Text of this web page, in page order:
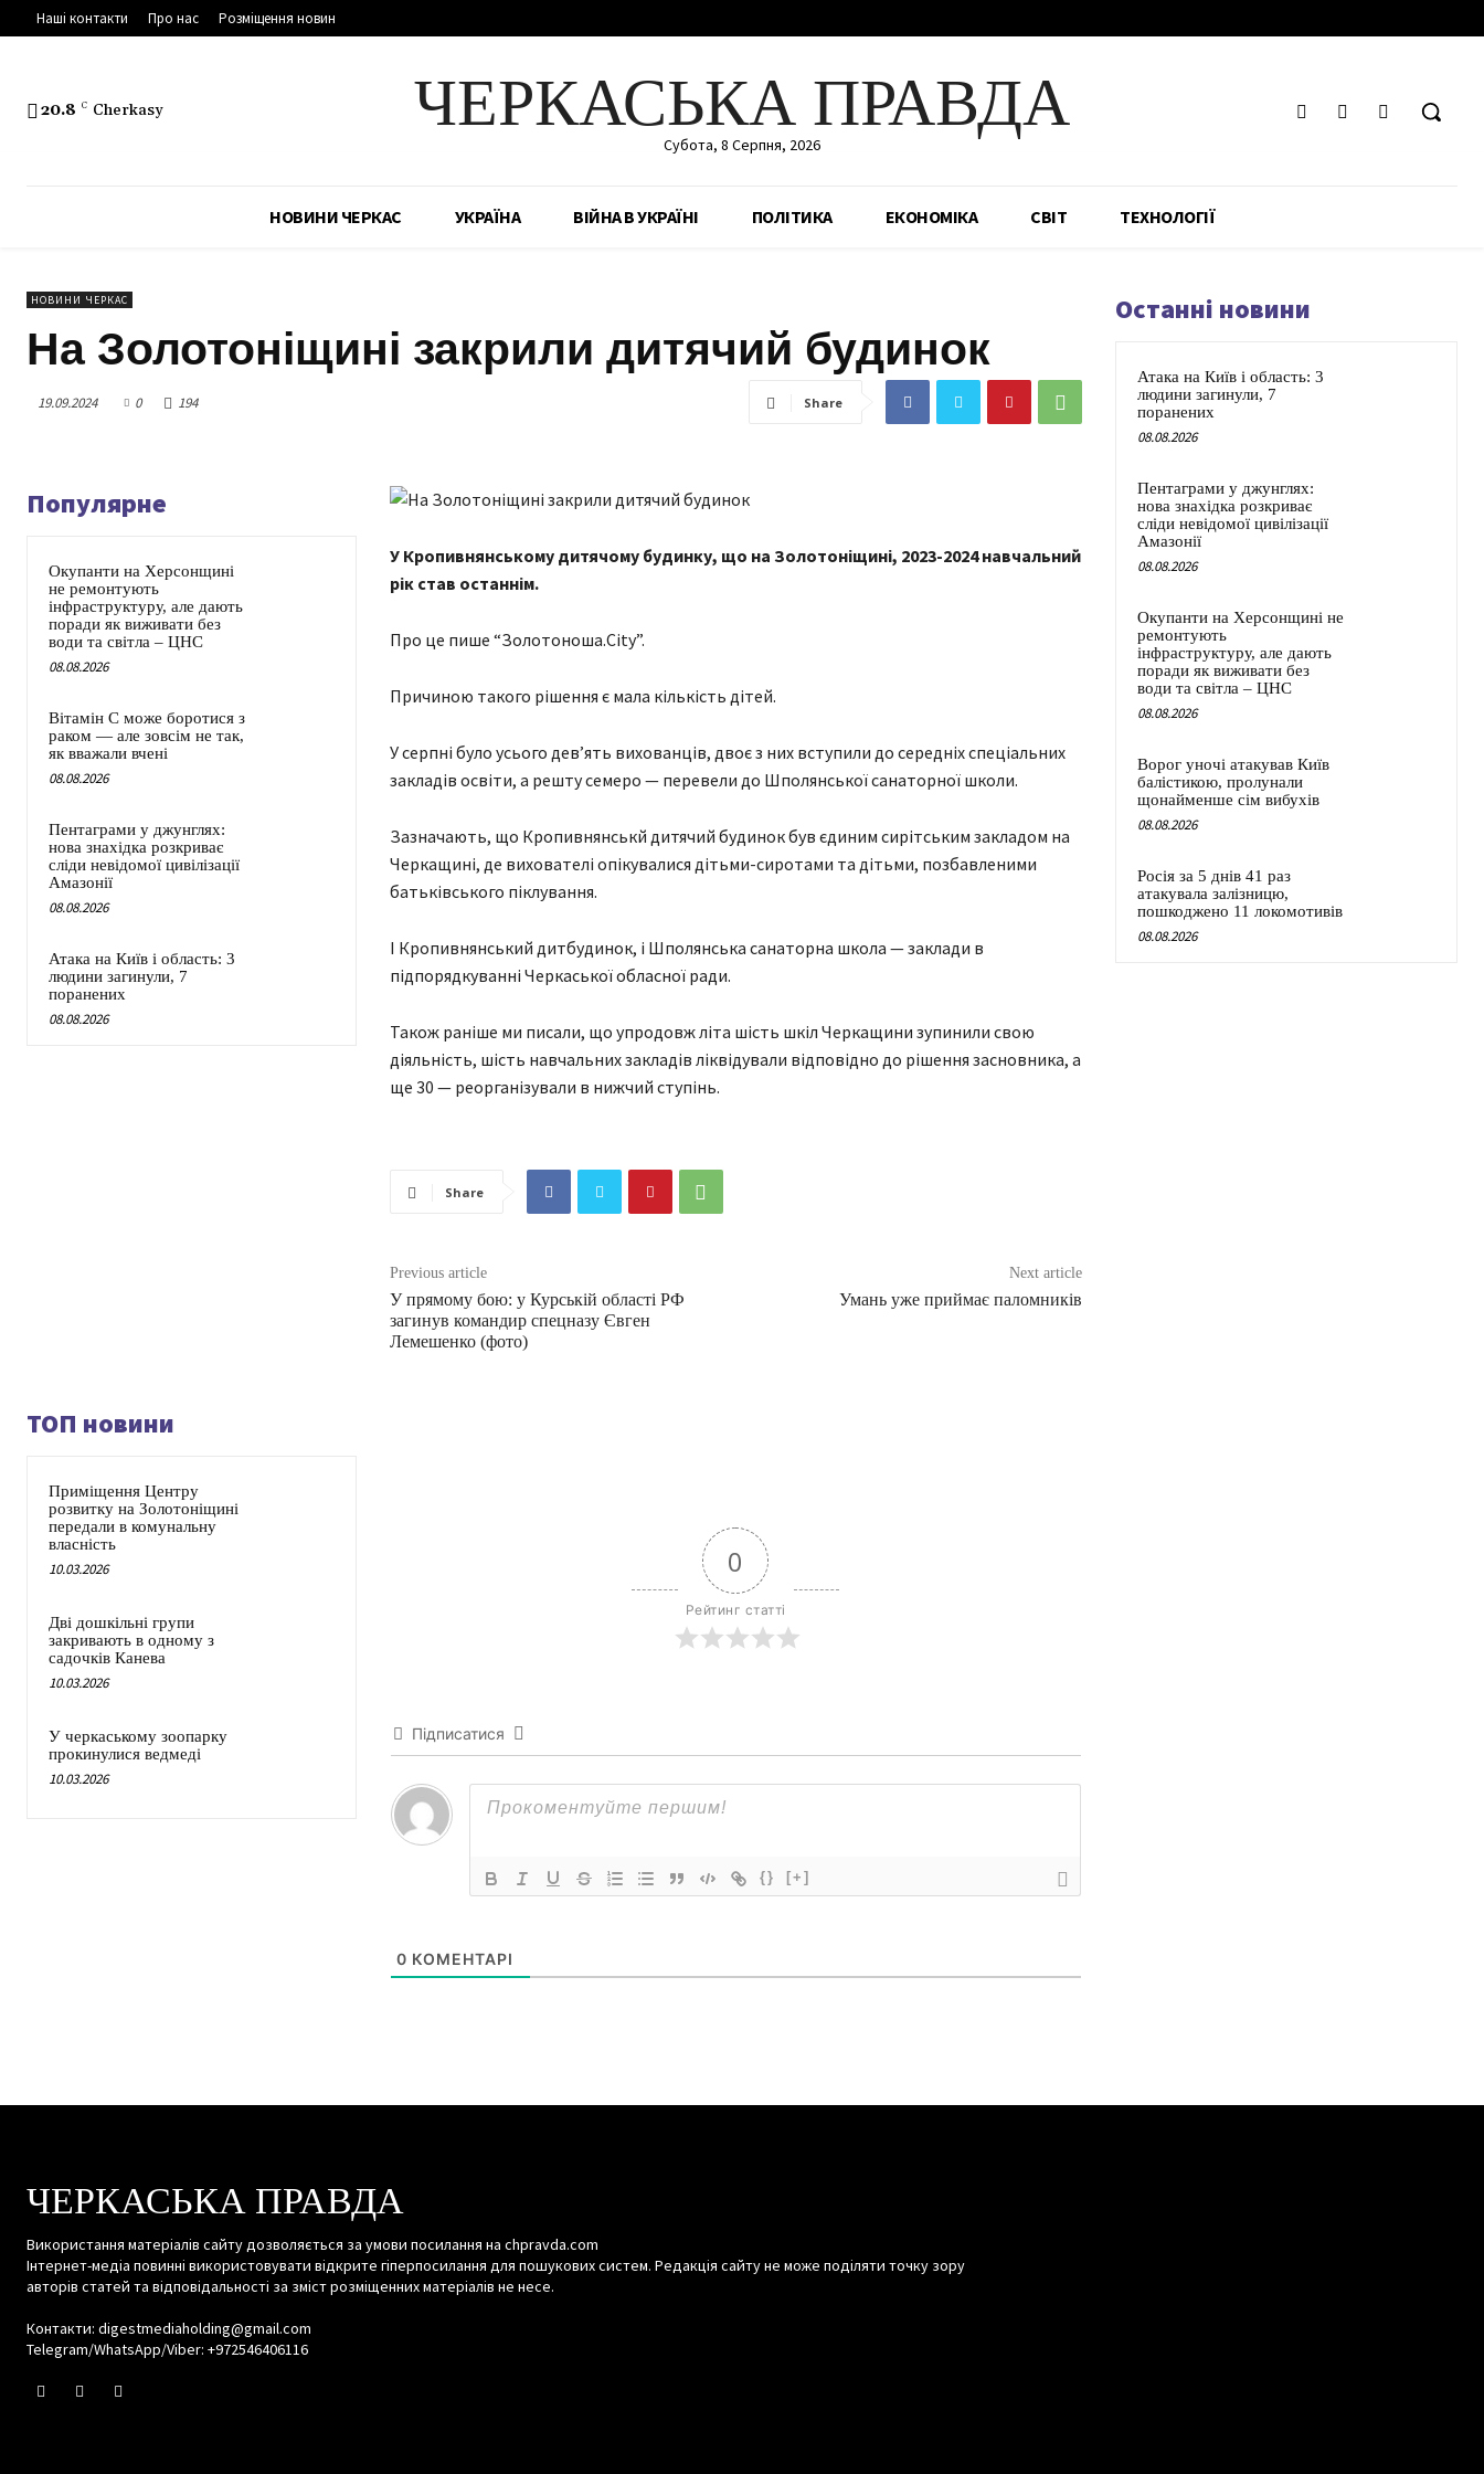
Наші контакти Про нас Розміщення новин
20.8 C Cherkasy ЧЕРКАСЬКА ПРАВДА
Субота, 8 Серпня, 2026
НОВИНИ ЧЕРКАС УКРАЇНА ВІЙНА В УКРАЇНІ ПОЛІТИКА ЕКОНОМІКА СВІТ ТЕХНОЛОГІЇ
НОВИНИ ЧЕРКАС
На Золотоніщині закрили дитячий будинок
19.09.2024 0 194 Share
Популярне
Окупанти на Херсонщині
не ремонтують
інфраструктуру, але дають
поради як виживати без
води та світла – ЦНС
08.08.2026
Вітамін C може боротися з
раком — але зовсім не так,
як вважали вчені
08.08.2026
Пентаграми у джунглях:
нова знахідка розкриває
сліди невідомої цивілізації
Амазонії
08.08.2026
Атака на Київ і область: 3
людини загинули, 7
поранених
08.08.2026
У Кропивнянському дитячому будинку, що на Золотоніщині, 2023-2024 навчальний
рік став останнім.
Про це пише “Золотоноша.City”.
Причиною такого рішення є мала кількість дітей.
У серпні було усього дев’ять вихованців, двоє з них вступили до середніх спеціальних
закладів освіти, а решту семеро — перевели до Шполянської санаторної школи.
Зазначають, що Кропивнянськй дитячий будинок був єдиним сирітським закладом на
Черкащині, де вихователі опікувалися дітьми-сиротами та дітьми, позбавленими
батьківського піклування.
І Кропивнянський дитбудинок, і Шполянська санаторна школа — заклади в
підпорядкуванні Черкаської обласної ради.
Також раніше ми писали, що упродовж літа шість шкіл Черкащини зупинили свою
діяльність, шість навчальних закладів ліквідували відповідно до рішення засновника, а
ще 30 — реорганізували в нижчий ступінь.
Share
Previous article
У прямому бою: у Курській області РФ
загинув командир спецназу Євген
Лемешенко (фото)
Next article
Умань уже приймає паломників
ТОП новини
Приміщення Центру
розвитку на Золотоніщині
передали в комунальну
власність
10.03.2026
Дві дошкільні групи
закривають в одному з
садочків Канева
10.03.2026
У черкаському зоопарку
прокинулися ведмеді
10.03.2026
0
Рейтинг статті
Підписатися
{} [+]
0 КОМЕНТАРІ
Останні новини
Атака на Київ і область: 3
людини загинули, 7
поранених
08.08.2026
Пентаграми у джунглях:
нова знахідка розкриває
сліди невідомої цивілізації
Амазонії
08.08.2026
Окупанти на Херсонщині не
ремонтують
інфраструктуру, але дають
поради як виживати без
води та світла – ЦНС
08.08.2026
Ворог уночі атакував Київ
балістикою, пролунали
щонайменше сім вибухів
08.08.2026
Росія за 5 днів 41 раз
атакувала залізницю,
пошкоджено 11 локомотивів
08.08.2026
ЧЕРКАСЬКА ПРАВДА
Використання матеріалів сайту дозволяється за умови посилання на chpravda.com
Інтернет-медіа повинні використовувати відкрите гіперпосилання для пошукових систем. Редакція сайту не може поділяти точку зору
авторів статей та відповідальності за зміст розміщенних матеріалів не несе.
Контакти: digestmediaholding@gmail.com
Telegram/WhatsApp/Viber: +972546406116